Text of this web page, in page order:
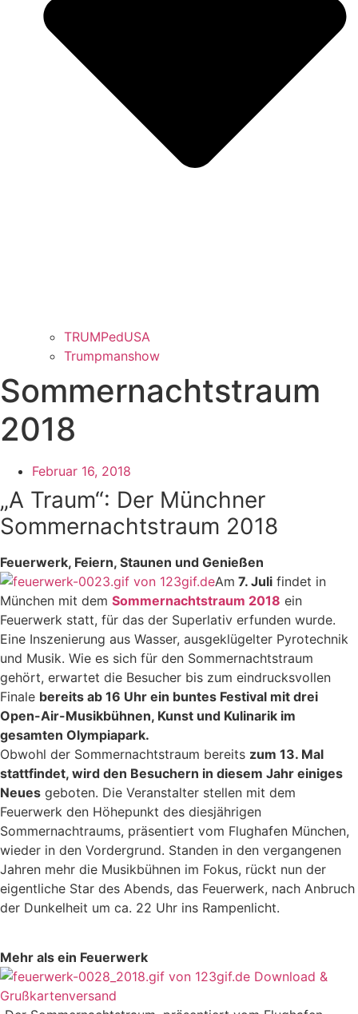
TRUMPedUSA
Trumpmanshow
Sommernachtstraum
2018
Februar 16, 2018
„A Traum“: Der Münchner
Sommernachtstraum 2018
Feuerwerk, Feiern, Staunen und Genießen
Am 7. Juli findet in
München mit dem Sommernachtstraum 2018 ein
Feuerwerk statt, für das der Superlativ erfunden wurde.
Eine Inszenierung aus Wasser, ausgeklügelter Pyrotechnik
und Musik. Wie es sich für den Sommernachtstraum
gehört, erwartet die Besucher bis zum eindrucksvollen
Finale bereits ab 16 Uhr ein buntes Festival mit drei
Open-Air-Musikbühnen, Kunst und Kulinarik im
gesamten Olympiapark.
Obwohl der Sommernachtstraum bereits zum 13. Mal
stattfindet, wird den Besuchern in diesem Jahr einiges
Neues geboten. Die Veranstalter stellen mit dem
Feuerwerk den Höhepunkt des diesjährigen
Sommernachtraums, präsentiert vom Flughafen München,
wieder in den Vordergrund. Standen in den vergangenen
Jahren mehr die Musikbühnen im Fokus, rückt nun der
eigentliche Star des Abends, das Feuerwerk, nach Anbruch
der Dunkelheit um ca. 22 Uhr ins Rampenlicht.
Mehr als ein Feuerwerk